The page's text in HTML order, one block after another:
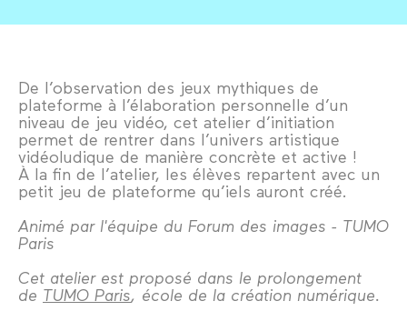
De l’observation des jeux mythiques de
plateforme à l’élaboration personnelle d’un
niveau de jeu vidéo, cet atelier d’initiation
permet de rentrer dans l’univers artistique
vidéoludique de manière concrète et active !
À la fin de l’atelier, les élèves repartent avec un
petit jeu de plateforme qu’iels auront créé.
Animé par l'équipe du Forum des images - TUMO
Paris
Cet atelier est proposé dans le prolongement
de TUMO Paris, école de la création numérique.